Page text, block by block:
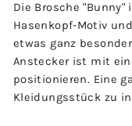
Die Brosche
Hasenkopf-Motiv
etwas ganz
Anstecker ist mit
positionieren. Eine
Kleidungsstück zu